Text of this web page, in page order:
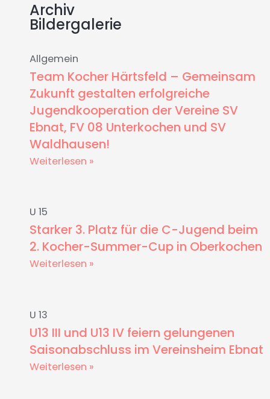
Archiv
Bildergalerie
Allgemein
Team Kocher Härtsfeld – Gemeinsam
Zukunft gestalten erfolgreiche
Jugendkooperation der Vereine SV
Ebnat, FV 08 Unterkochen und SV
Waldhausen!
Weiterlesen »
U 15
Starker 3. Platz für die C-Jugend beim
2. Kocher-Summer-Cup in Oberkochen
Weiterlesen »
U 13
U13 III und U13 IV feiern gelungenen
Saisonabschluss im Vereinsheim Ebnat
Weiterlesen »